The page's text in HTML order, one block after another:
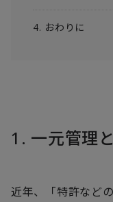
4. おわりに
1. 一元管理
近年、「特許など